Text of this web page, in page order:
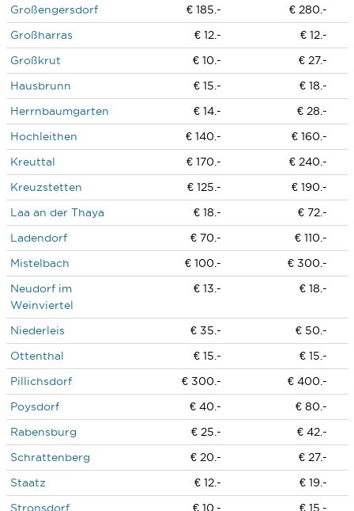
Großengersdorf
€ 185.-
€ 280.-
Großharras
€ 12.-
€ 12.-
Großkrut
€ 10.-
€ 27.-
Hausbrunn
€ 15.-
€ 18.-
Herrnbaumgarten
€ 14.-
€ 28.-
Hochleithen
€ 140.-
€ 160.-
Kreuttal
€ 170.-
€ 240.-
Kreuzstetten
€ 125.-
€ 190.-
Laa an der Thaya
€ 18.-
€ 72.-
Ladendorf
€ 70.-
€ 110.-
Mistelbach
€ 100.-
€ 300.-
Neudorf im
Weinviertel
€ 13.- € 18.-
Niederleis € 35.-
€ 50.-
Ottenthal
€ 15.-
€ 15.-
Pillichsdorf
€ 300.-
€ 400.-
Poysdorf
€ 40.-
€ 80.-
Rabensburg
€ 25.-
€ 42.-
Schrattenberg
€ 20.-
€ 27.-
Staatz
€ 12.-
€ 19.-
Stronsdorf
€ 10.- € 15.-